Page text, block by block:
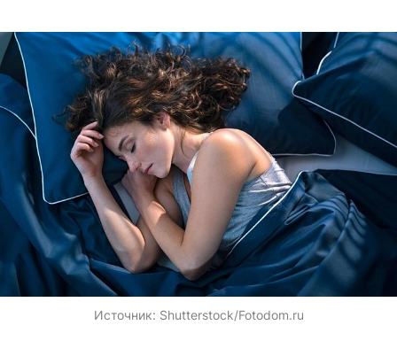
Источник: Shutterstock/Fotodom.ru